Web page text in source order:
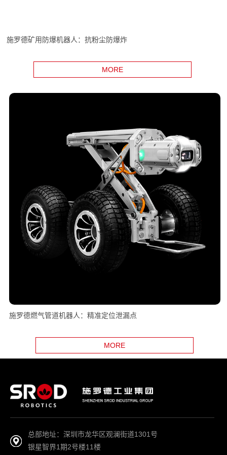
施罗德矿用防爆机器人：抗粉尘防爆炸
MORE
施罗德燃气管道机器人：精准定位泄漏点
MORE
总部地址：深圳市龙华区观澜街道1301号
银星智界1期2号楼11楼